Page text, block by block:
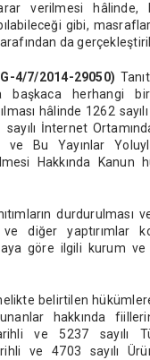
verilmesi hâlinde,
gibi,
da
4/7/2014-29050)
başkaca herhangi
hâlinde 1262
İnternet
ve Bu Yayınlar
Hakkında Kanun
durdurulması
diğer yaptırımlar
göre ilgili kurum
belirtilen
hakkında
ve 5237 sayılı
ve 4703 sayılı